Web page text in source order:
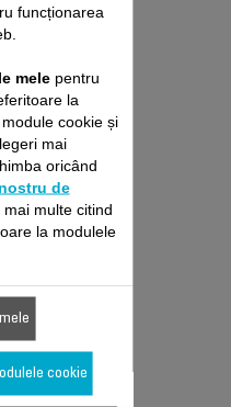
00139020
impecabilă
funcționarea
melepentru
la
cookie și
mai
oricând
de
multe citind
la modulele
cookie